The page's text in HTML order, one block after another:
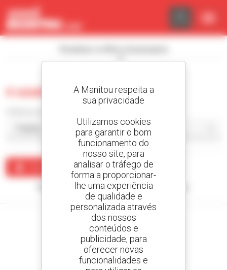
0 usado camião com lagartas
Criar um alerta
Nenhum resultado corresponde à sua pesquisa.
Crie os seus alertas
e receba anúncios de equipamentos usados
Painel de Gerenciamento de Cookies
A Manitou respeita a
sua privacidade
Utilizamos cookies
para garantir o bom
funcionamento do
nosso site, para
analisar o tráfego de
forma a proporcionar-
lhe uma experiência
de qualidade e
personalizada através
dos nossos
conteúdos e
publicidade, para
oferecer novas
funcionalidades e